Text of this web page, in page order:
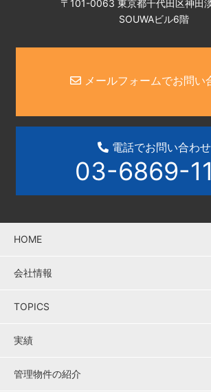
〒101-0063 東京都千代田区神田
SOUWAビル6階
メールフォームでお問い
電話でお問い合わせ
03-6869-
HOME
会社情報
TOPICS
実績
管理物件の紹介